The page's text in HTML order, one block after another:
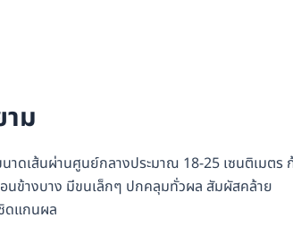
ม
าดเส้นผ่านศูนย์กลางประมาณ 18-25 เซนติเมตร
นข้างบาง มีขนเล็กๆ ปกคลุมทั่วผล สัมผัสคล้าย
ดแกนผล